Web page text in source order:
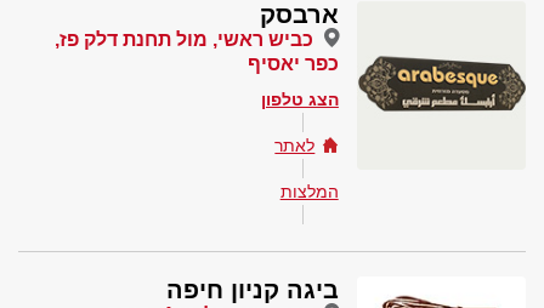
ארבסק
כביש ראשי, מול תחנת דלק פז,
כפר יאסיף
הצג טלפון
לאתר
המלצות
ביגה קניון חיפה